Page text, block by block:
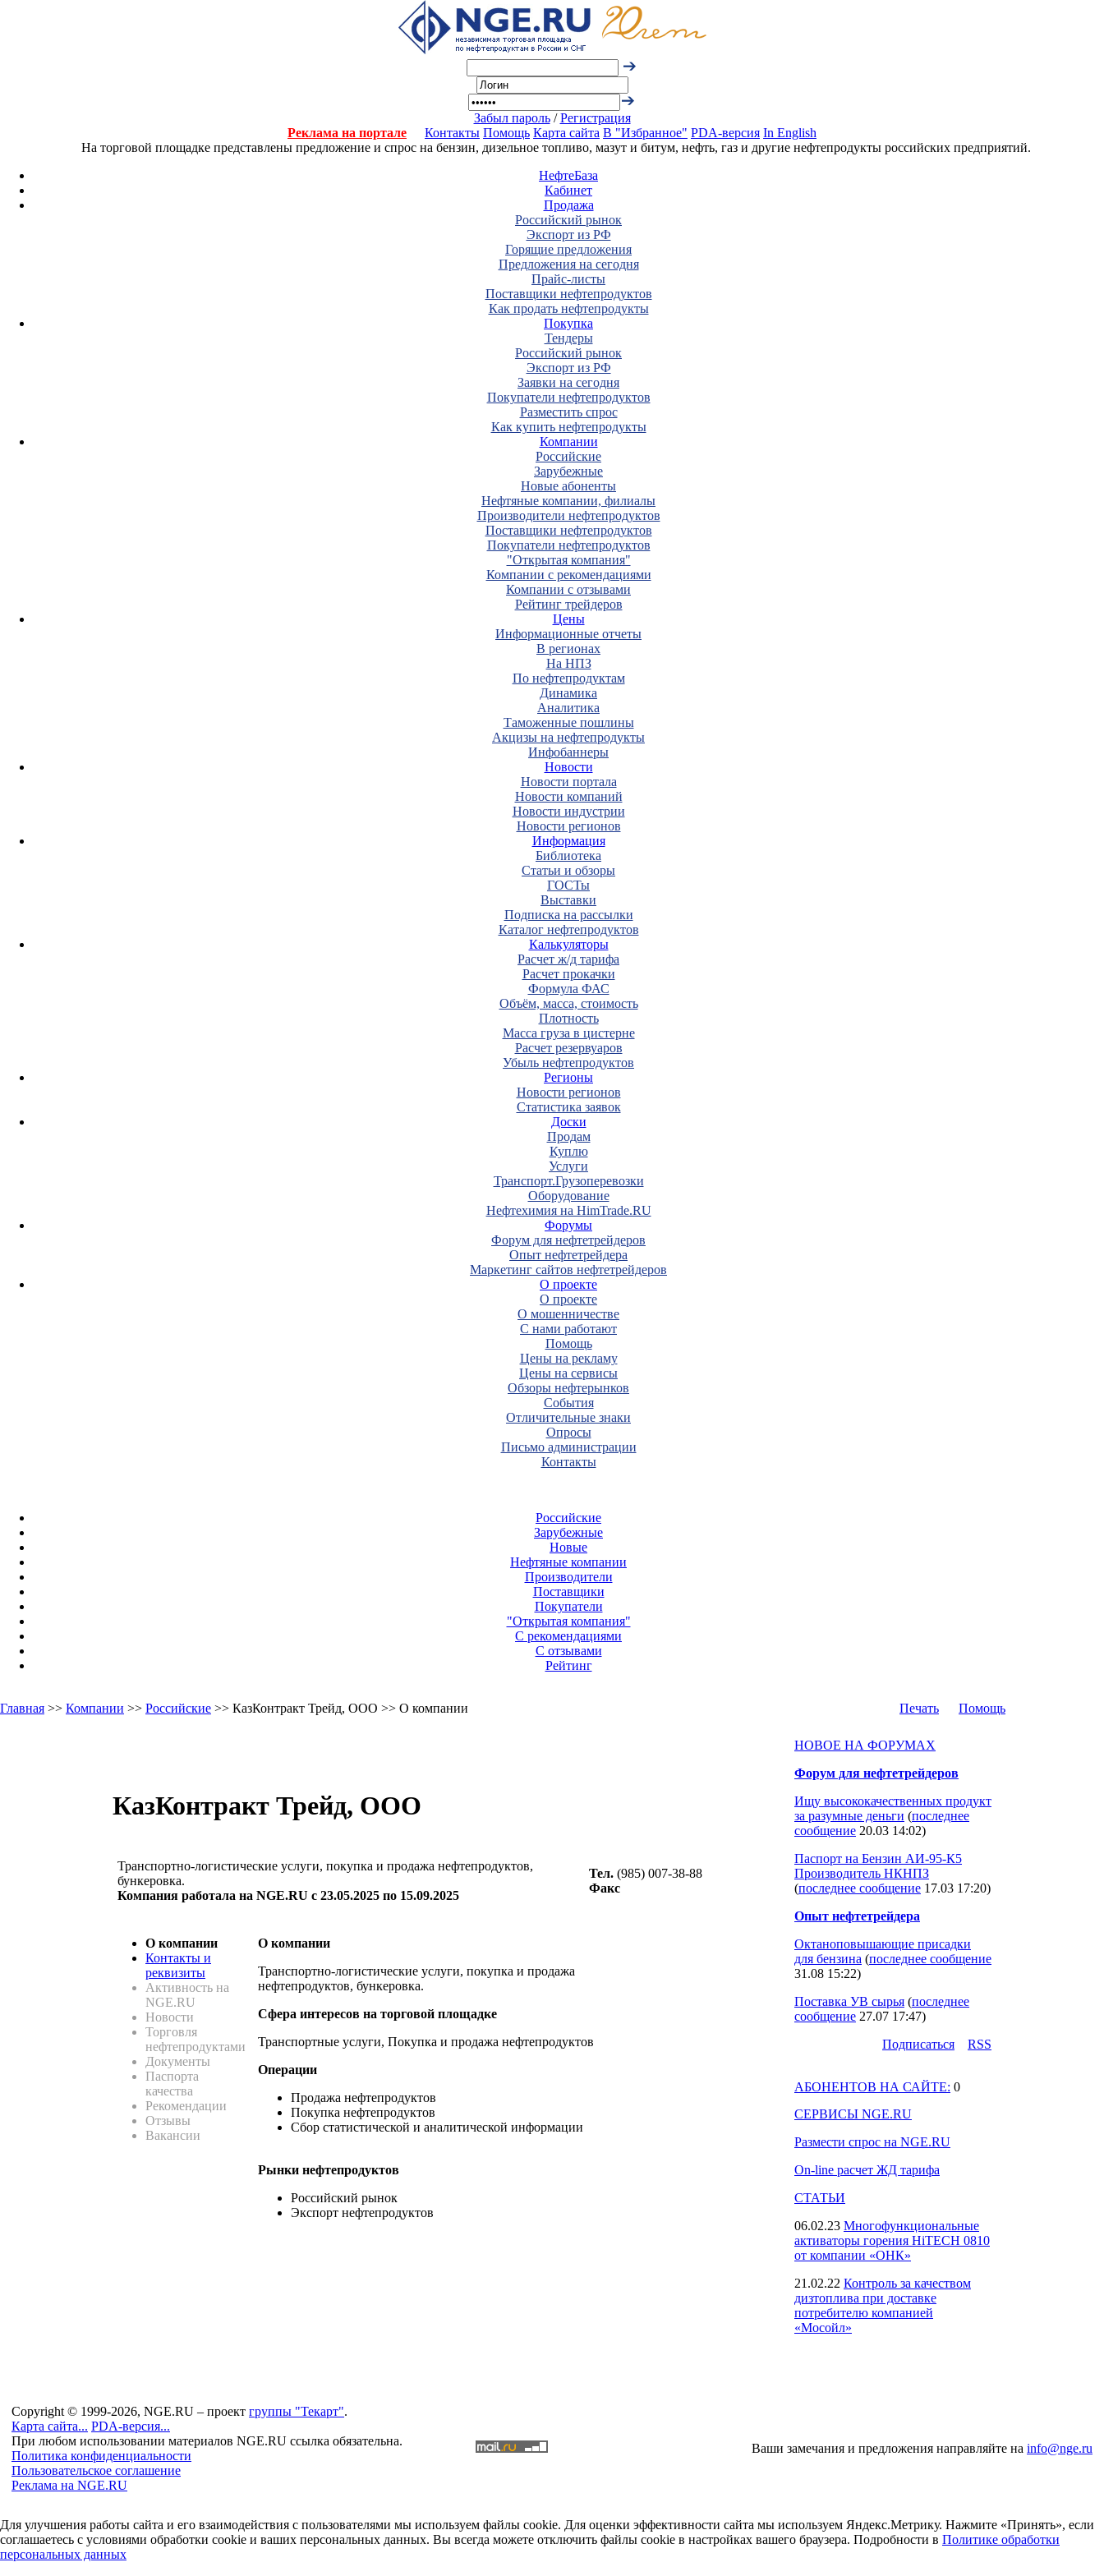
Забыл пароль/Регистрация
Реклама на портале
Контакты Помощь Карта сайта В "Избранное" PDA-версия In English
На торговой площадке представлены предложение и спрос на бензин, дизельное топливо, мазут и битум, нефть, газ и другие нефтепродукты российских предприятий.
НефтеБаза
Кабинет
Продажа
Российский рынок
Экспорт из РФ
Горящие предложения
Предложения на сегодня
Прайс-листы
Поставщики нефтепродуктов
Как продать нефтепродукты
Покупка
Тендеры
Российский рынок
Экспорт из РФ
Заявки на сегодня
Покупатели нефтепродуктов
Разместить спрос
Как купить нефтепродукты
Компании
Российские
Зарубежные
Новые абоненты
Нефтяные компании, филиалы
Производители нефтепродуктов
Поставщики нефтепродуктов
Покупатели нефтепродуктов
"Открытая компания"
Компании с рекомендациями
Компании с отзывами
Рейтинг трейдеров
Цены
Информационные отчеты
В регионах
На НПЗ
По нефтепродуктам
Динамика
Аналитика
Таможенные пошлины
Акцизы на нефтепродукты
Инфобаннеры
Новости
Новости портала
Новости компаний
Новости индустрии
Новости регионов
Информация
Библиотека
Статьи и обзоры
ГОСТы
Выставки
Подписка на рассылки
Каталог нефтепродуктов
Калькуляторы
Расчет ж/д тарифа
Расчет прокачки
Формула ФАС
Объём, масса, стоимость
Плотность
Масса груза в цистерне
Расчет резервуаров
Убыль нефтепродуктов
Регионы
Новости регионов
Статистика заявок
Доски
Продам
Куплю
Услуги
Транспорт.Грузоперевозки
Оборудование
Нефтехимия на HimTrade.RU
Форумы
Форум для нефтетрейдеров
Опыт нефтетрейдера
Маркетинг сайтов нефтетрейдеров
О проекте
О проекте
О мошенничестве
С нами работают
Помощь
Цены на рекламу
Цены на сервисы
Обзоры нефтерынков
События
Отличительные знаки
Опросы
Письмо администрации
Контакты
Российские
Зарубежные
Новые
Нефтяные компании
Производители
Поставщики
Покупатели
"Открытая компания"
С рекомендациями
С отзывами
Рейтинг
Главная >> Компании >> Российские >> КазКонтракт Трейд, ООО >> О компании Печать Помощь
КазКонтракт Трейд, ООО
Транспортно-логистические услуги, покупка и продажа нефтепродуктов,
бункеровка.
Компания работала на NGE.RU с 23.05.2025 по 15.09.2025
Тел. (985) 007-38-88
Факс
О компании
Контакты и
реквизиты
Активность на
NGE.RU
Новости
Торговля
нефтепродуктами
Документы
Паспорта
качества
Рекомендации
Отзывы
Вакансии
О компании
Транспортно-логистические услуги, покупка и продажа
нефтепродуктов, бункеровка.
Сфера интересов на торговой площадке
Транспортные услуги, Покупка и продажа нефтепродуктов
Операции
Продажа нефтепродуктов
Покупка нефтепродуктов
Сбор статистической и аналитической информации
Рынки нефтепродуктов
Российский рынок
Экспорт нефтепродуктов
НОВОЕ НА ФОРУМАХ
Форум для нефтетрейдеров
Ищу высококачественных продукт
за разумные деньги (последнее
сообщение 20.03 14:02)
Паспорт на Бензин АИ-95-К5
Производитель НКНПЗ
(последнее сообщение 17.03 17:20)
Опыт нефтетрейдера
Октаноповышающие присадки
для бензина (последнее сообщение
31.08 15:22)
Поставка УВ сырья (последнее
сообщение 27.07 17:47)
Подпиcаться
RSS
АБОНЕНТОВ НА САЙТЕ: 0
СЕРВИСЫ NGE.RU
Размести спрос на NGE.RU
On-line расчет ЖД тарифа
СТАТЬИ
06.02.23 Многофункциональные
активаторы горения HiTECH 0810
от компании «ОНК»
21.02.22 Контроль за качеством
дизтоплива при доставке
потребителю компанией
«Мосойл»
Copyright © 1999-2026, NGE.RU – проект группы "Текарт".
Карта сайта... PDA-версия...
При любом использовании материалов NGE.RU ссылка обязательна.
Политика конфиденциальности
Пользовательское соглашение
Реклама на NGE.RU
Ваши замечания и предложения направляйте на info@nge.ru
Для улучшения работы сайта и его взаимодействия с пользователями мы используем файлы cookie. Для оценки эффективности сайта мы используем Яндекс.Метрику. Нажмите «Принять», если
соглашаетесь с условиями обработки cookie и ваших персональных данных. Вы всегда можете отключить файлы cookie в настройках вашего браузера. Подробности в Политике обработки
персональных данных